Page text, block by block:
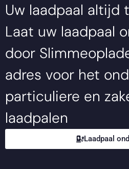
Uw laadpaal altijd
Laat uw laadpaal
door
adres voor het
particuliere en
laadpalen
Laadpaal